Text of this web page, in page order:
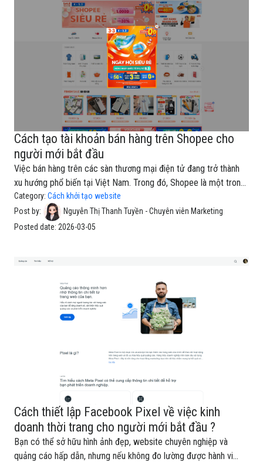
purchase) Cách kiểm tra Pixel hoạt động1. TikTok Pixel là gì?
TikTok Pixel là một đoạn mã theo dõi được TikTok cung
Cách tạo tài khoản bán hàng trên Shopee cho
người mới bắt đầu
Việc bán hàng trên các sàn thương mại điện tử đang trở thành
xu hướng phổ biến tại Việt Nam. Trong đó, Shopee là một trong
những nền tảng có lượng người mua lớn, chi phí khởi đầu thấp và
rất phù hợp cho cá nhân, hộ kinh doanh hoặc doanh nghiệp
nhỏ.Trong bài viết này, bạn sẽ được hướng dẫn toàn bộ quy trình
tin cơ bản.Thông tin cần có:📱 Số điện thoại chưa đăng ký
Shopee📧 Email cá nhân🪪 CMND / CCCD (có thể cần đ
Category: Cách khởi tạo website
Post by:
Nguyễn Thị Thanh Tuyền - Chuyên viên Marketing
Posted date: 2026-03-05
Cách thiết lập Facebook Pixel về việc kinh
doanh thời trang cho người mới bắt đầu ?
Bạn có thể sở hữu hình ảnh đẹp, website chuyên nghiệp và
quảng cáo hấp dẫn, nhưng nếu không đo lường được hành vi